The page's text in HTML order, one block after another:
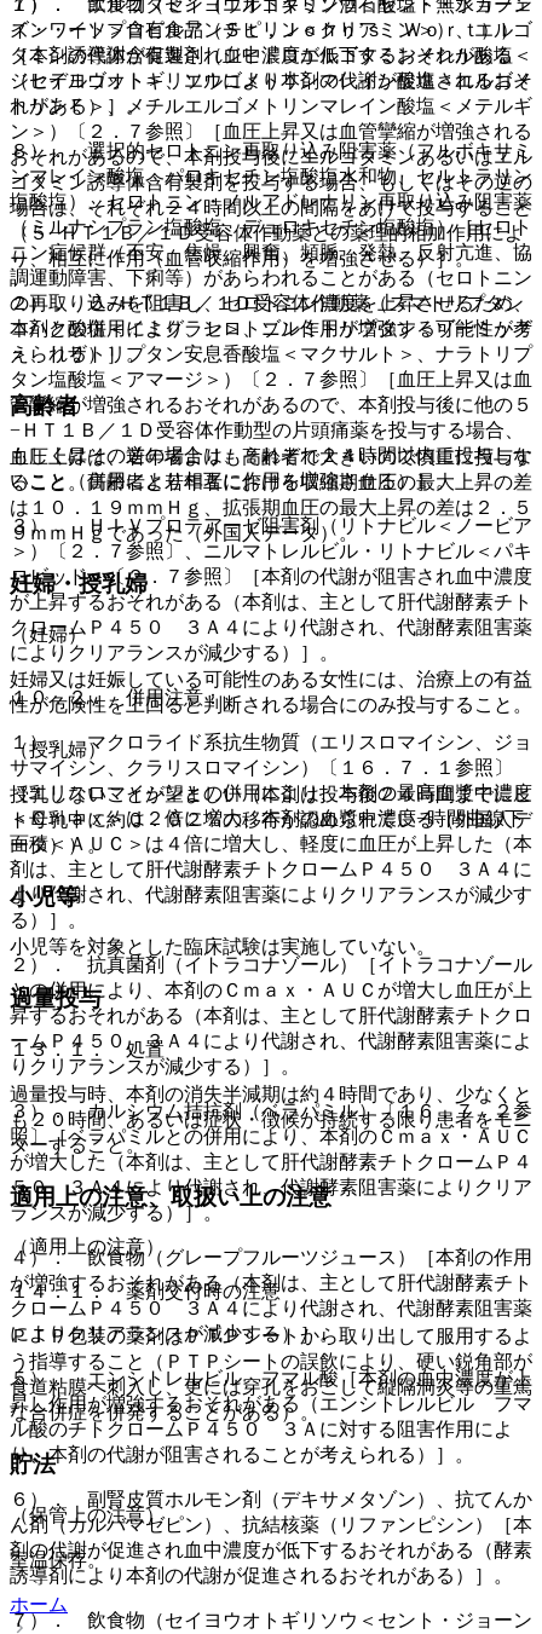
７）． 飲食物（セイヨウオトギリソウ＜セント・ジョーン
ズ・ワート＞含有食品（Ｓｔ．Ｊｏｈｎ’ｓ Ｗｏｒｔ））
［本剤の代謝が促進され血中濃度が低下するおそれがある
（セイヨウオトギリソウにより本剤の代謝が促進されるおそ
れがある）］。
８）． 選択的セロトニン再取り込み阻害薬（フルボキサミ
ンマレイン酸塩、パロキセチン塩酸塩水和物、セルトラリン
塩酸塩）、セロトニン・ノルアドレナリン再取り込み阻害薬
（ミルナシプラン塩酸塩、デュロキセチン塩酸塩）［セロト
ニン症候群（不安、焦燥、興奮、頻脈、発熱、反射亢進、協
調運動障害、下痢等）があらわれることがある（セロトニン
の再取り込みを阻害し、セロトニン濃度を上昇させるため、
本剤との併用により、セロトニン作用が増強する可能性が考
えられる）］。
高齢者
血圧上昇は、若年者よりも高齢者で大きいので慎重に投与す
ること。高齢者と若年者における収縮期血圧の最大上昇の差
は１０．１９ｍｍＨｇ、拡張期血圧の最大上昇の差は２．５
９ｍｍＨｇであった（外国人データ）。
妊婦・授乳婦
（妊婦）
妊婦又は妊娠している可能性のある女性には、治療上の有益
性が危険性を上回ると判断される場合にのみ投与すること。
（授乳婦）
授乳しないことが望ましい（本剤は投与後２４時間までにヒ
ト母乳中に約０．０２％の移行が認められている（外国人デ
ータ））。
小児等
小児等を対象とした臨床試験は実施していない。
過量投与
１３．１． 処置
過量投与時、本剤の消失半減期は約４時間であり、少なくと
も２０時間、あるいは症状・徴候が持続する限り患者をモニ
ターすること。
適用上の注意、取扱い上の注意
（適用上の注意）
１４．１． 薬剤交付時の注意
ＰＴＰ包装の薬剤はＰＴＰシートから取り出して服用するよ
う指導すること（ＰＴＰシートの誤飲により、硬い鋭角部が
食道粘膜へ刺入し、更には穿孔をおこして縦隔洞炎等の重篤
な合併症を併発することがある）。
貯法
（保管上の注意）
室温保存。
ホーム
１）． エルゴタミン（エルゴタミン酒石酸塩・無水カフェ
イン・イソプロピルアンチピリン＜クリアミン＞）、エルゴ
タミン誘導体含有製剤（ジヒドロエルゴタミンメシル酸塩＜
ジヒデルゴット＞、エルゴメトリンマレイン酸塩＜エルゴメ
トリンＦ＞、メチルエルゴメトリンマレイン酸塩＜メテルギ
ン＞）〔２．７参照〕［血圧上昇又は血管攣縮が増強される
おそれがあるので、本剤投与後にエルゴタミンあるいはエル
ゴタミン誘導体含有製剤を投与する場合、もしくはその逆の
場合は、それぞれ２４時間以上の間隔をあけて投与すること
（５−ＨＴ１Ｂ／１Ｄ受容体作動薬との薬理的相加作用によ
り、相互に作用（血管収縮作用）を増強させる）］。
２）． ５−ＨＴ１Ｂ／１Ｄ受容体作動薬（スマトリプタン
コハク酸塩＜イミグラン＞、ゾルミトリプタン＜ゾーミッグ
＞、リザトリプタン安息香酸塩＜マクサルト＞、ナラトリプ
タン塩酸塩＜アマージ＞）〔２．７参照〕［血圧上昇又は血
管攣縮が増強されるおそれがあるので、本剤投与後に他の５
−ＨＴ１Ｂ／１Ｄ受容体作動型の片頭痛薬を投与する場合、
もしくはその逆の場合は、それぞれ２４時間以内に投与しな
いこと（併用により相互に作用を増強させる）］。
３）． ＨＩＶプロテアーゼ阻害剤（リトナビル＜ノービア
＞）〔２．７参照〕、ニルマトレルビル・リトナビル＜パキ
ロビッド＞〔２．７参照〕［本剤の代謝が阻害され血中濃度
が上昇するおそれがある（本剤は、主として肝代謝酵素チト
クロームＰ４５０ ３Ａ４により代謝され、代謝酵素阻害薬
によりクリアランスが減少する）］。
１０．２． 併用注意：
１）． マクロライド系抗生物質（エリスロマイシン、ジョ
サマイシン、クラリスロマイシン）〔１６．７．１参照〕
［エリスロマイシンとの併用により、本剤の最高血漿中濃度
＜Ｃｍａｘ＞は２倍に増大、本剤の血漿中濃度−時間曲線下
面積＜ＡＵＣ＞は４倍に増大し、軽度に血圧が上昇した（本
剤は、主として肝代謝酵素チトクロームＰ４５０ ３Ａ４に
より代謝され、代謝酵素阻害薬によりクリアランスが減少す
る）］。
２）． 抗真菌剤（イトラコナゾール）［イトラコナゾール
との併用により、本剤のＣｍａｘ・ＡＵＣが増大し血圧が上
昇するおそれがある（本剤は、主として肝代謝酵素チトクロ
ームＰ４５０ ３Ａ４により代謝され、代謝酵素阻害薬によ
りクリアランスが減少する）］。
３）． カルシウム拮抗剤（ベラパミル）〔１６．７．２参
照〕［ベラパミルとの併用により、本剤のＣｍａｘ・ＡＵＣ
が増大した（本剤は、主として肝代謝酵素チトクロームＰ４
５０ ３Ａ４により代謝され、代謝酵素阻害薬によりクリア
ランスが減少する）］。
４）． 飲食物（グレープフルーツジュース）［本剤の作用
が増強するおそれがある（本剤は、主として肝代謝酵素チト
クロームＰ４５０ ３Ａ４により代謝され、代謝酵素阻害薬
によりクリアランスが減少する）］。
５）． エンシトレルビル フマル酸［本剤の血中濃度が上
昇し作用が増強するおそれがある（エンシトレルビル フマ
ル酸のチトクロームＰ４５０ ３Ａに対する阻害作用によ
り、本剤の代謝が阻害されることが考えられる）］。
６）． 副腎皮質ホルモン剤（デキサメタゾン）、抗てんか
ん剤（カルバマゼピン）、抗結核薬（リファンピシン）［本
剤の代謝が促進され血中濃度が低下するおそれがある（酵素
誘導剤により本剤の代謝が促進されるおそれがある）］。
７）． 飲食物（セイヨウオトギリソウ＜セント・ジョーン